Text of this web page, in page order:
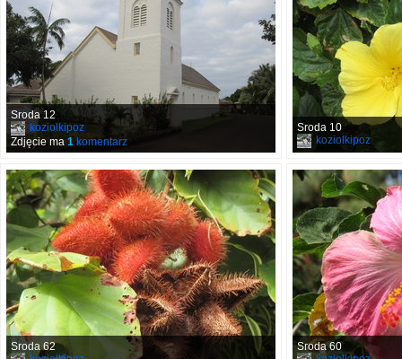
Sroda 12
koziolkipoz
Zdjęcie ma 1 komentarz
Sroda 10
koziolkipoz
Sroda 62
Sroda 60